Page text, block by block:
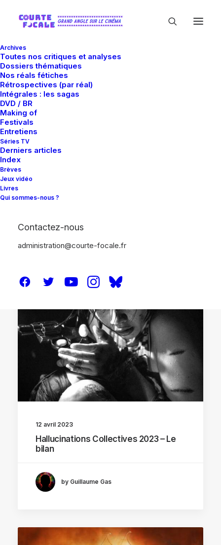
Archives
Toutes nos critiques et analyses
Dossiers thématiques
Nos réals fétiches
Rétrospectives (par réal)
Intégrales : les sagas
DVD / BR
Making of
Festivals
Entretiens
Séries TV
Derniers articles
Index
Brèves
Jeux vidéo
Livres
Qui sommes-nous ?
Contactez-nous
administration@courte-focale.fr
12 avril 2023
Hallucinations Collectives 2023 – Le
bilan
by Guillaume Gas